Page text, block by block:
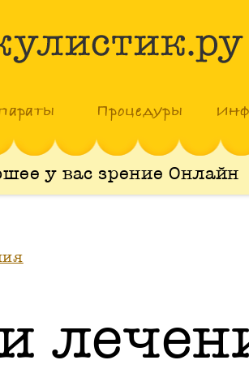
Процедуры
у вас зрение Онлайн